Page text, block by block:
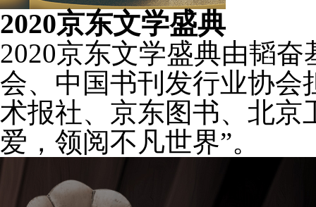
2020京东文学盛典
2020京东文学盛典由韬
会、中国书刊发行业协会
术报社、京东图书、北京
爱，领阅不凡世界”。